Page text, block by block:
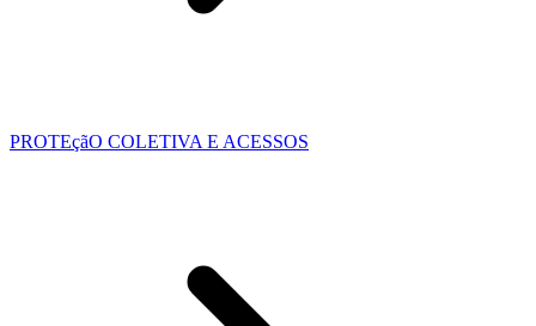
PROTEçãO COLETIVA E ACESSOS